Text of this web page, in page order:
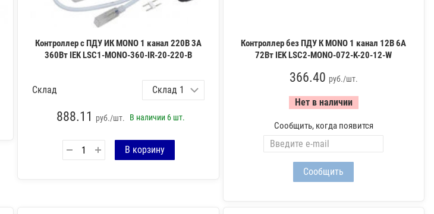
Контроллер с ПДУ ИК MONO 1 канал 220В 3А
360Вт IEK LSC1-MONO-360-IR-20-220-B
Склад
888.11 руб./шт. В наличии 6 шт.
Контроллер без ПДУ К MONO 1 канал 12В 6А
72Вт IEK LSC2-MONO-072-K-20-12-W
366.40 руб./шт.
Нет в наличии
Сообщить, когда появится